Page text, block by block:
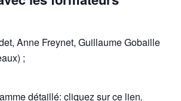
Anne Freynet, Guillaume Gobaille
;
détaillé: cliquezsur ce lien.